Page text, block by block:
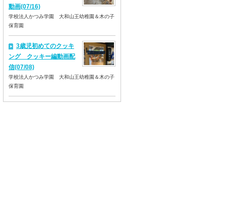
動画(07/16)
学校法人かつみ学園 大和山王幼稚園＆木の子
保育園
3歳児初めてのクッキ
ング クッキー編動画配
信(07/08)
学校法人かつみ学園 大和山王幼稚園＆木の子
保育園